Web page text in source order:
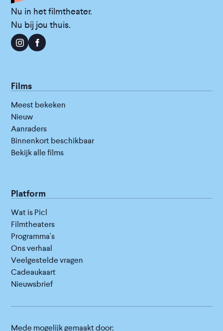
Nu in het filmtheater.
Nu bij jou thuis.
Films
Meest bekeken
Nieuw
Aanraders
Binnenkort beschikbaar
Bekijk alle films
Platform
Wat is Picl
Filmtheaters
Programma's
Ons verhaal
Veelgestelde vragen
Cadeaukaart
Nieuwsbrief
Mede mogelijk gemaakt door: